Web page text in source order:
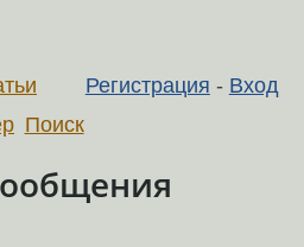
Регистрация - Вход
Поиск